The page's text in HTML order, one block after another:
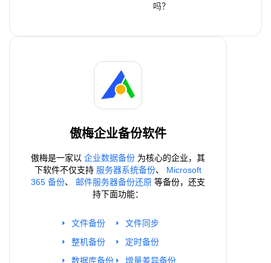
吗？
傲梅企业备份软件
傲梅是一家以 企业数据备份 为核心的企业，其
下软件不仅支持 服务器系统备份、 Microsoft
365 备份、 邮件服务器备份还原 等备份，还支
持下面功能：
文件备份
整机备份
数据库备份
文件同步
定时备份
增量差异备份